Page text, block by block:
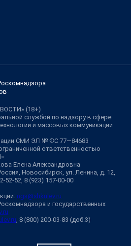
(18+)
службой по надзору в сфере
и массовых коммуникаций
СМИ ЭЛ № ФС 77—84683
ответственностью
Елена Александровна
Новосибирск, ул. Ленина, д. 12,
52-52, 8 (923) 157-00-00
ngs@shkulev.ru
и государственных
, 8 (800) 200-03-83 (доб.3)